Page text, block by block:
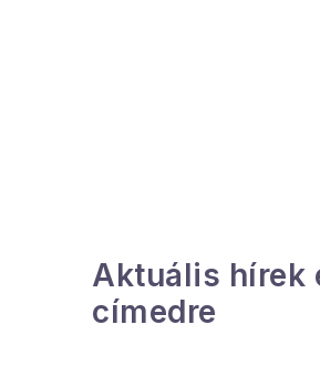
s
ó
Aktuális hírek
címedre